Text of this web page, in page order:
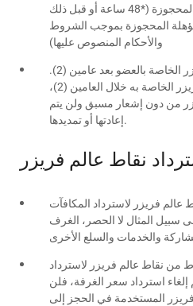
"عدم الحضور" في المنشأة المحجوزة (*48 ساعة أو قبل ذلك
المحجوزة بموجب الشروط
والأحكام المنصوص عليها)
ستنتهي صلاحية نقاط عالم فريزر الخاصة بالعضو بعد عامين (2).
إذا لم يسترد العضو نقاط عالم فريزر الخاصة به خلال العامين (2)،
من دون إشعار مسبق ولن يتم
إعادتها أو تمديدها.
نقاط عالم فريزر
عالم فريزر لاسترداد المكافآت
سبيل المثال لا الحصر، الغرف
نقاط عالم فريزر لاسترداد
استرداد سعر الغرفة، فلن
فريزر المستخدمة في الحجز إلى